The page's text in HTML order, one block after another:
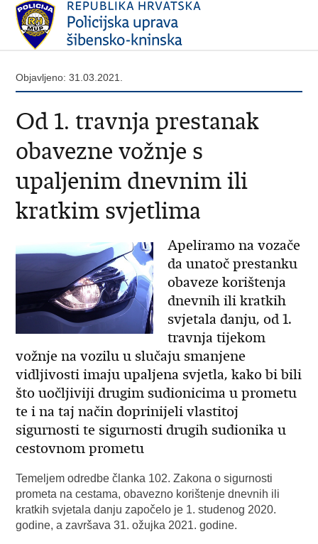
Objavljeno: 31.03.2021.
Od 1. travnja prestanak
obavezne vožnje s
upaljenim dnevnim ili
kratkim svjetlima
Apeliramo na vozače
da unatoč prestanku
obaveze korištenja
dnevnih ili kratkih
svjetala danju, od 1.
travnja tijekom
vožnje na vozilu u slučaju smanjene
vidljivosti imaju upaljena svjetla, kako bi bili
što uočljiviji drugim sudionicima u prometu
te i na taj način doprinijeli vlastitoj
sigurnosti te sigurnosti drugih sudionika u
cestovnom prometu
Temeljem odredbe članka 102. Zakona o sigurnosti
prometa na cestama, obavezno korištenje dnevnih ili
kratkih svjetala danju započelo je 1. studenog 2020.
godine, a završava 31. ožujka 2021. godine.